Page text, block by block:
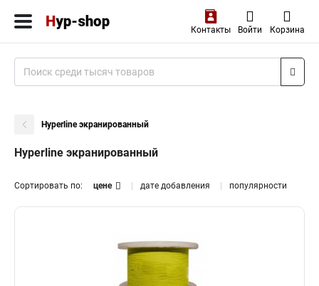
Контакты Войти Корзина
Hyperline экранированный
Hyperline экранированный
Сортировать по: цене дате добавления популярности